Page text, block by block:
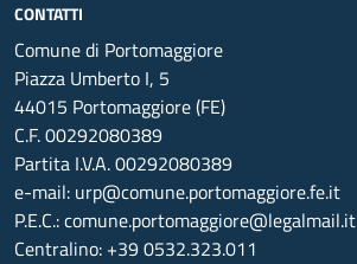
CONTATTI
Comune di Portomaggiore
Piazza Umberto I, 5
44015 Portomaggiore (FE)
C.F. 00292080389
Partita I.V.A. 00292080389
e-mail: urp@comune.portomaggiore.fe.it
P.E.C.: comune.portomaggiore@legalmail.it
Centralino: +39 0532.323.011